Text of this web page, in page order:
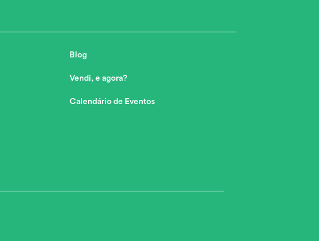
Blog
Vendi, e agora?
Calendário de Eventos